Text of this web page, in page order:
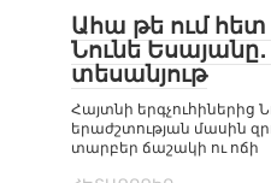
Ահա թե ում
Նունե
տեսանյութ
Հայտնի երգչուհիներից
երաժշտության մասին
տարբեր ճաշակի ու ոճի